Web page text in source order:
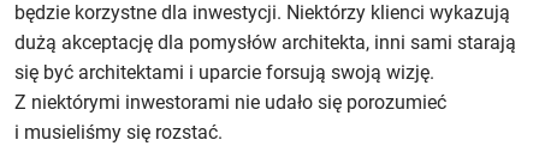
będzie korzystne dla inwestycji. Niektórzy klienci wykazują
dużą akceptację dla pomysłów architekta, inni sami starają
się być architektami i uparcie forsują swoją wizję.
Z niektórymi inwestorami nie udało się porozumieć
i musieliśmy się rozstać.